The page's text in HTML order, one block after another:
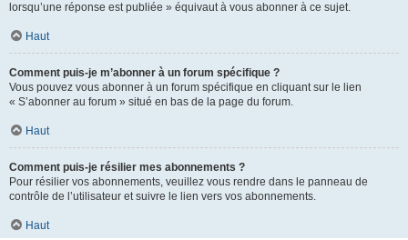
lorsqu’une réponse est publiée » équivaut à vous abonner à ce sujet.
Haut
Comment puis-je m’abonner à un forum spécifique ?
Vous pouvez vous abonner à un forum spécifique en cliquant sur le lien
« S’abonner au forum » situé en bas de la page du forum.
Haut
Comment puis-je résilier mes abonnements ?
Pour résilier vos abonnements, veuillez vous rendre dans le panneau de
contrôle de l’utilisateur et suivre le lien vers vos abonnements.
Haut